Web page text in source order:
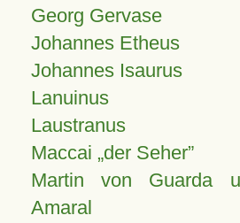
Georg Gervase
Johannes Etheus
Johannes Isaurus
Lanuinus
Laustranus
Maccai „der Seher”
Martin von Guarda
Amaral